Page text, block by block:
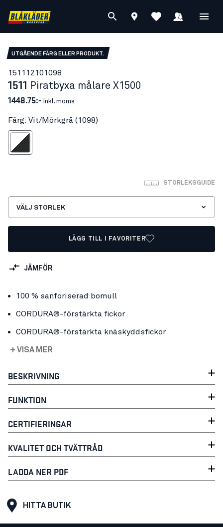
UTGÅENDE FÄRG ELLER PRODUKT.
151112101098
1511 Piratbyxa målare X1500
1448.75:- Inkl. moms
Färg: Vit/Mörkgrå (1098)
Vit/Mörkgrå
STORLEKSGUIDE
VÄLJ STORLEK
LÄGG TILL I FAVORITER
JÄMFÖR
100 % sanforiserad bomull
CORDURA®-förstärkta fickor
CORDURA®-förstärkta knäskyddsfickor
+ VISA MER
BESKRIVNING
FUNKTION
CERTIFIERINGAR
KVALITET OCH TVÄTTRÅD
LADDA NER PDF
HITTA BUTIK